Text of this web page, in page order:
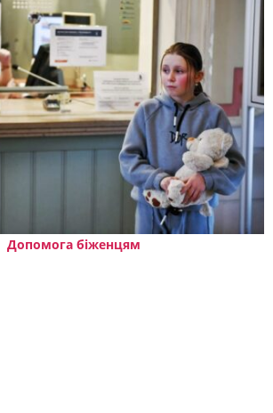
Допомога біженцям